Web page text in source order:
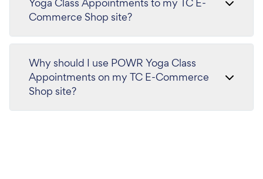
Commerce Shop site?
Why should I use POWR Yoga Class
Appointments on my TC E-Commerce
Shop site?